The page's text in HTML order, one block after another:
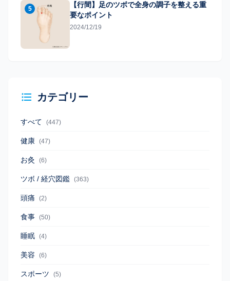
5
【行間】足のツボで全身の調子を整える重
要なポイント
2024/12/19
カテゴリー
すべて (447)
健康 (47)
お灸 (6)
ツボ / 経穴図鑑 (363)
頭痛 (2)
食事 (50)
睡眠 (4)
美容 (6)
スポーツ (5)